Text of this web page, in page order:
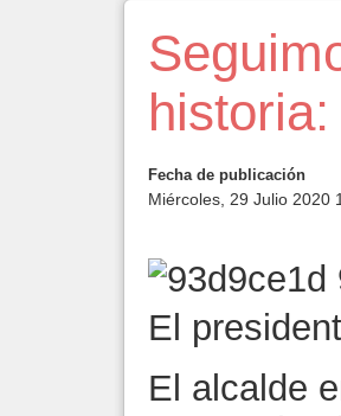
Fecha de publicación
Miércoles, 29 Julio 2020
El
El alcalde